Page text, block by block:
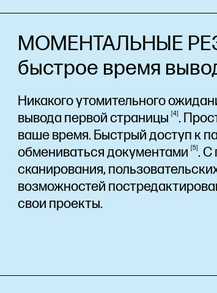
МОМЕНТАЛЬНЫЕ
быстрое время
Никакого утомительного
вывода первойстраницы 4 .
ваше время. Быстрый доступ к
обмениватьсядокументами 5 . С
сканирования,
возможностей
свои проекты.